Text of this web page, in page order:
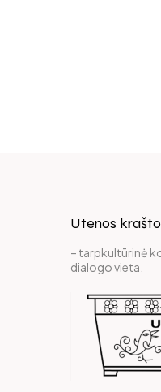
Utenos
– tarpkultūrinė
dialogo vieta.